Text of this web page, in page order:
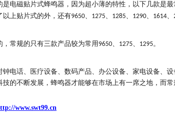
电磁贴片式蜂鸣器，因为超小薄的特性，以下几款是最
以上贴片式的外，还有9650、 1275、 1285、 1290、 1614、
常规的只有三款产品较为常用9650、 1275、 1295。
电话、医疗设备、数码产品、办公设备、家电设备、
技的不断发展，蜂鸣器才能够在市场上有一席之地，而
www.swt99.cn